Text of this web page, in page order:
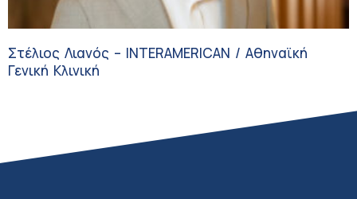
Στέλιος Λιανός – INTERAMERICAN / Αθηναϊκή
Γενική Κλινική